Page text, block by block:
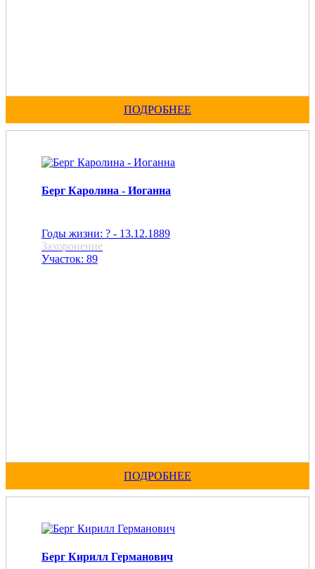
ПОДРОБНЕЕ
Берг Каролина - Иоганна
Годы жизни: ? - 13.12.1889
Захоронение
Участок: 89
ПОДРОБНЕЕ
Берг Кирилл Германович